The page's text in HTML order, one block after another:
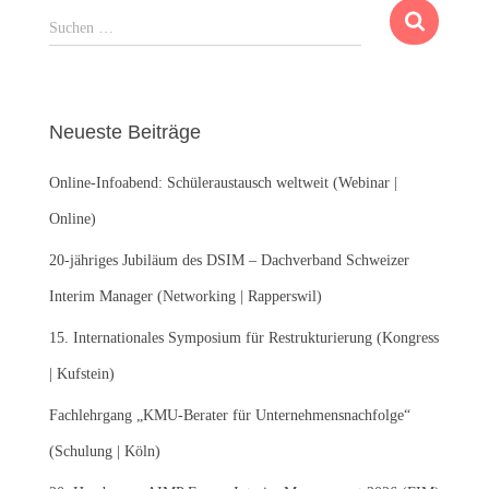
S
u
n
a
c
:
Suchen …
Neueste Beiträge
Online-Infoabend: Schüleraustausch weltweit (Webinar |
Online)
20-jähriges Jubiläum des DSIM – Dachverband Schweizer
Interim Manager (Networking | Rapperswil)
15. Internationales Symposium für Restrukturierung (Kongress
| Kufstein)
Fachlehrgang „KMU-Berater für Unternehmensnachfolge“
(Schulung | Köln)